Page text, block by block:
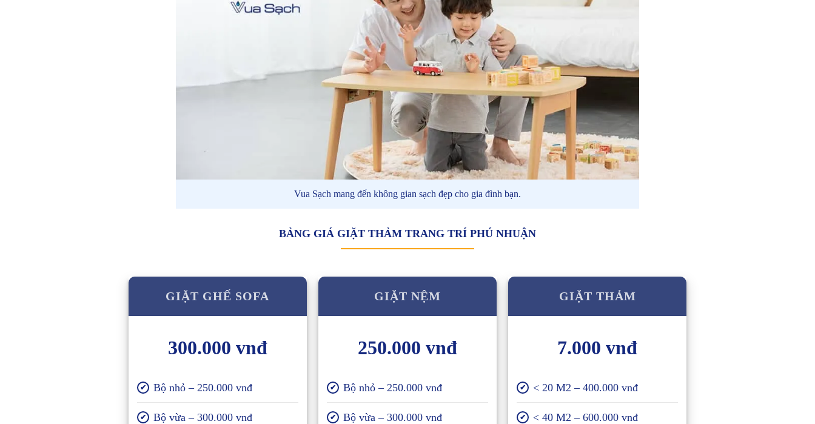
Vua Sạch mang đến không gian sạch đẹp cho gia đình bạn.
BẢNG GIÁ GIẶT THẢM TRANG TRÍ PHÚ NHUẬN
GIẶT GHẾ SOFA
300.000 vnđ
✔ Bộ nhỏ – 250.000 vnđ
✔ Bộ vừa – 300.000 vnđ
GIẶT NỆM
250.000 vnđ
✔ Bộ nhỏ – 250.000 vnđ
✔ Bộ vừa – 300.000 vnđ
GIẶT THẢM
7.000 vnđ
✔ < 20 M2 – 400.000 vnđ
✔ < 40 M2 – 600.000 vnđ